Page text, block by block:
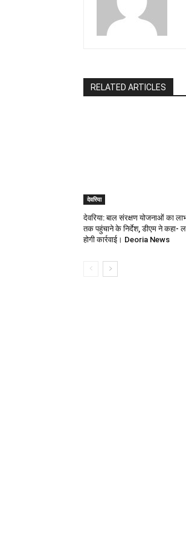
RELATED ARTICLES
देवरिया
देवरिया: बाल संरक्षण योजनाओं का
तक पहुंचाने के निर्देश, डीएम ने कहा-
होगी कार्रवाई। Deoria News